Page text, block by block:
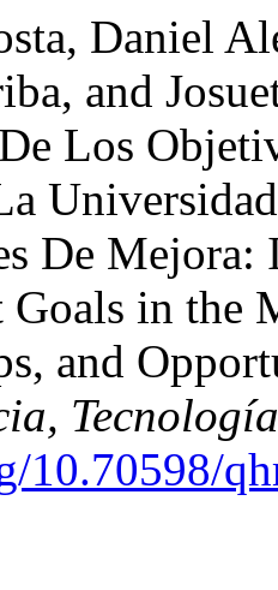
Daniel
and
Los
De Mejora:
Goals in the
and
10.70598/